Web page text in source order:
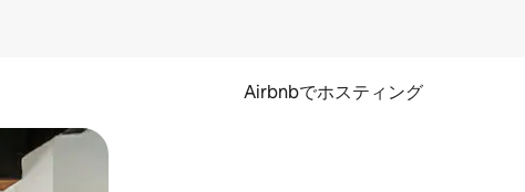
Airbnbでホスティング